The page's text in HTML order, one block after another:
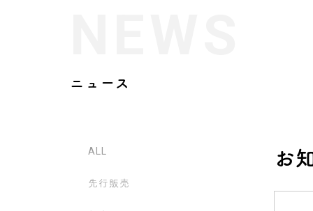
ニュース
ALL
先行販売
お